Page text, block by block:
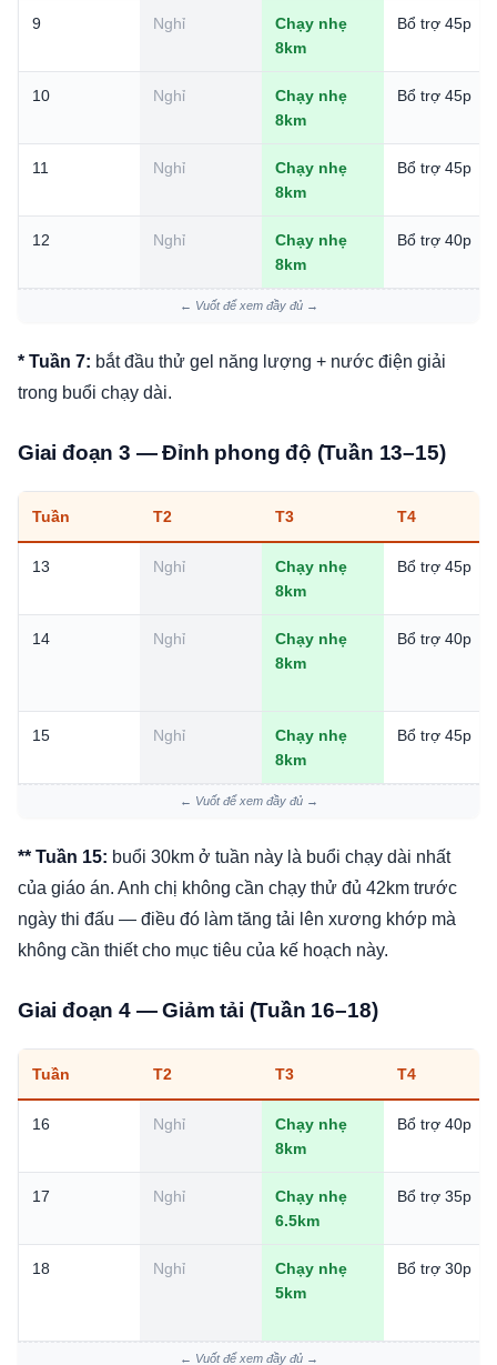
9 Nghỉ
Chạy nhẹ
8km
Bổ trợ 45p
10 Nghỉ
Chạy nhẹ
8km
Bổ trợ 45p
11 Nghỉ
Chạy nhẹ
8km
Bổ trợ 45p
12 Nghỉ
Chạy nhẹ
8km
Bổ trợ 40p
← Vuốt để xem đầy đủ →
* Tuần 7: bắt đầu thử gel năng lượng + nước điện giải
trong buổi chạy dài.
Giai đoạn 3 — Đỉnh phong độ (Tuần 13–15)
Tuần T2 T3 T4
13 Nghỉ
Chạy nhẹ
8km
Bổ trợ 45p
14 Nghỉ
Chạy nhẹ
8km
Bổ trợ 40p
15 Nghỉ
Chạy nhẹ
8km
Bổ trợ 45p
← Vuốt để xem đầy đủ →
** Tuần 15: buổi 30km ở tuần này là buổi chạy dài nhất
của giáo án. Anh chị không cần chạy thử đủ 42km trước
ngày thi đấu — điều đó làm tăng tải lên xương khớp mà
không cần thiết cho mục tiêu của kế hoạch này.
Giai đoạn 4 — Giảm tải (Tuần 16–18)
Tuần T2 T3 T4
16 Nghỉ
Chạy nhẹ
8km
Bổ trợ 40p
17 Nghỉ
Chạy nhẹ
6.5km
Bổ trợ 35p
18 Nghỉ
Chạy nhẹ
5km
Bổ trợ 30p
← Vuốt để xem đầy đủ →